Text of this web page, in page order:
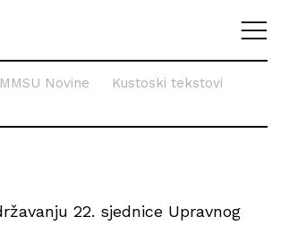
MMSU Novine
Kustoski tekstovi
22. sjednice Upravnog